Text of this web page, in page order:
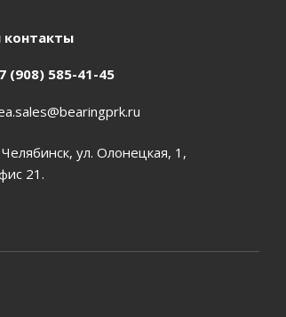
(908) 585-41-45
Челябинск, ул. Олонецкая, 1,
21.